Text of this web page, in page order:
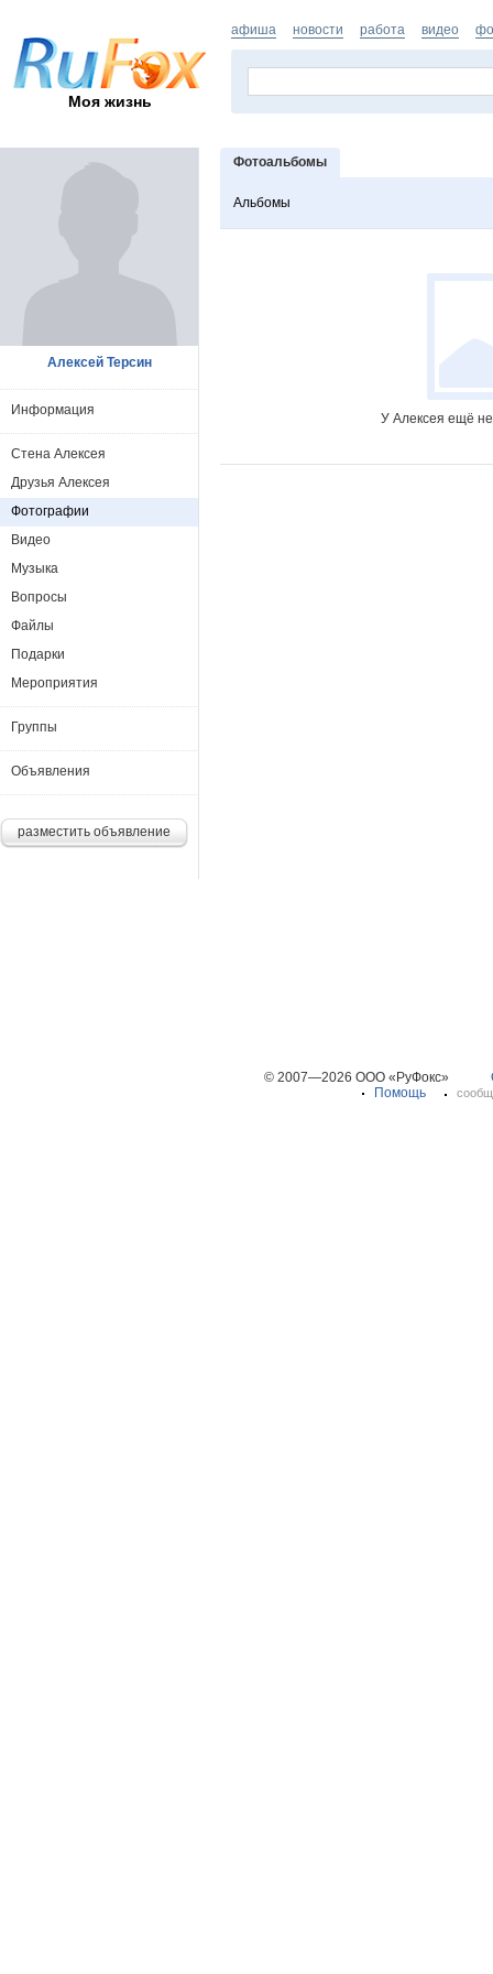
Моя жизнь
афиша новости работа видео
Фотоальбомы
Альбомы
У Алексея ещё
Алексей Терсин
Информация
Стена Алексея
Друзья Алексея
Фотографии
Видео
Музыка
Вопросы
Файлы
Подарки
Мероприятия
Группы
Объявления
разместить объявление
© 2007—2026 ООО «РуФокс»
Помощь